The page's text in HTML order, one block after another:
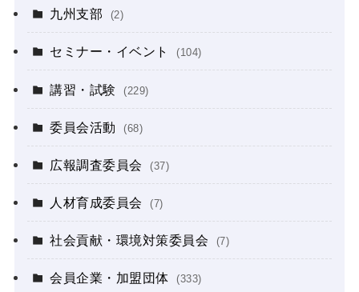
九州支部 (2)
セミナー・イベント (104)
講習・試験 (229)
委員会活動 (68)
広報調査委員会 (37)
人材育成委員会 (7)
社会貢献・環境対策委員会 (7)
会員企業・加盟団体 (333)